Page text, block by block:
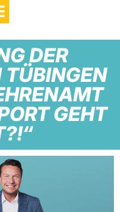
DER
TÜBINGEN
GEHT